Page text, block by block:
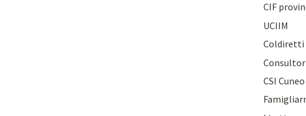
CIF
UCIIM
Coldiretti
CSI Cuneo